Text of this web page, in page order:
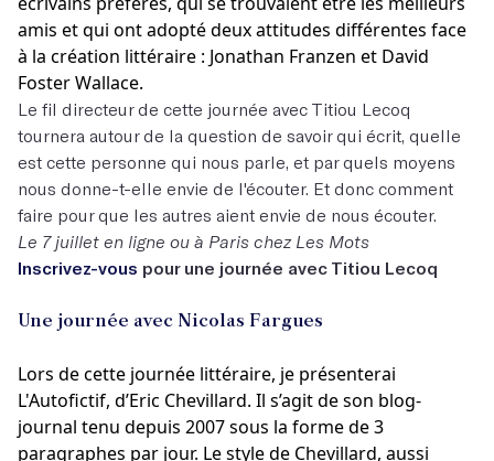
amis et qui ont adopté deux attitudes différentes face
à la création littéraire : Jonathan Franzen et David
Foster Wallace.
Le fil directeur de cette journée avec Titiou Lecoq
tournera autour de la question de savoir qui écrit, quelle
est cette personne qui nous parle, et par quels moyens
nous donne-t-elle envie de l'écouter. Et donc comment
faire pour que les autres aient envie de nous écouter.
Le 7 juillet en ligne ou à Paris chez Les Mots
Inscrivez-vous pour une journée avec Titiou Lecoq
Une journée avec Nicolas Fargues
Lors de cette journée littéraire, je présenterai
L'Autofictif, d’Eric Chevillard. Il s’agit de son blog-
journal tenu depuis 2007 sous la forme de 3
paragraphes par jour. Le style de Chevillard, aussi